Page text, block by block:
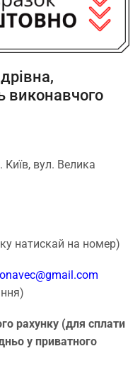
виконавчого
Київ, вул. Велика
натискай на номер)
рахунку (для сплати
у приватного